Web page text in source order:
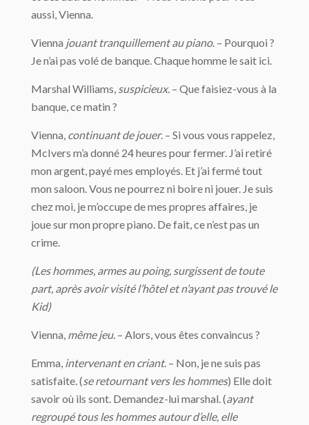
aussi, Vienna.
Vienna jouant tranquillement au piano. – Pourquoi ?
Je n’ai pas volé de banque. Chaque homme le sait ici.
Marshal Williams, suspicieux. – Que faisiez-vous à la
banque, ce matin ?
Vienna, continuant de jouer. – Si vous vous rappelez,
McIvers m’a donné 24 heures pour fermer. J’ai retiré
mon argent, payé mes employés. Et j’ai fermé tout
mon saloon. Vous ne pourrez ni boire ni jouer. Je suis
chez moi, je m’occupe de mes propres affaires, je
joue sur mon propre piano. De fait, ce n’est pas un
crime.
(Les hommes, armes au poing, surgissent de toute
part, après avoir visité l’hôtel et n’ayant pas trouvé le
Kid)
Vienna, même jeu. – Alors, vous êtes convaincus ?
Emma, intervenant en criant. – Non, je ne suis pas
satisfaite. (se retournant vers les hommes) Elle doit
savoir où ils sont. Demandez-lui marshal. (ayant
regroupé tous les hommes autour d’elle, elle